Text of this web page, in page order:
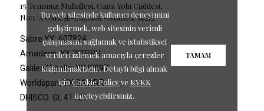
Bu web sitesinde kullanıcı deneyimini
geliştirmek, web sitesinin verimli
çalışmasını sağlamak ve istatistiksel
verileri izlemek amacıyla çerezler
kullanılmaktadır. Detaylı bilgi almak
içinCookie Policyve KVKK
inceleyebilirsiniz.
TAMAM
15 Temmuz Mahallesi, Cami Yolu Caddesi,
No:1/A Güneşli-Bağcılar-Istanbul 34212
Sabre YX: 607824
Amadeus: YX ISTRRH
Galileo/Apollo: YX I2897
Worldspan: YX SAWRR
DHISCO: GL 41121